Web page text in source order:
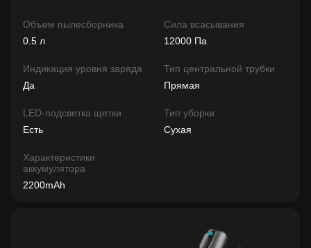
Объем пылесборника
0.5 л
Сила всасывания
12000 Па
Индикация уровня заряда
Да
Тип центральной трубки
Прямая
LED-подсветка щетки
Есть
Тип уборки
Сухая
Характеристики
аккумулятора
2200mAh